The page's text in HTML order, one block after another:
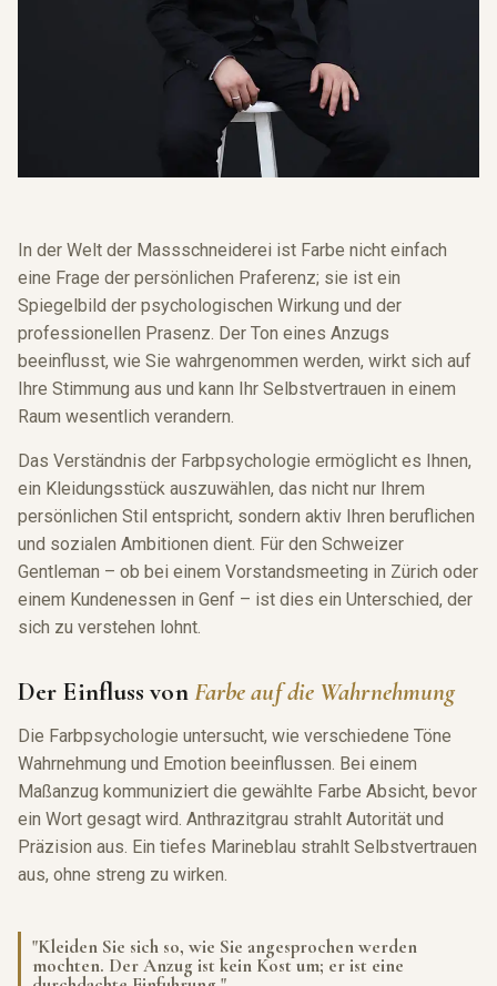
In der Welt der Massschneiderei ist Farbe nicht einfach
eine Frage der persönlichen Praferenz; sie ist ein
Spiegelbild der psychologischen Wirkung und der
professionellen Prasenz. Der Ton eines Anzugs
beeinflusst, wie Sie wahrgenommen werden, wirkt sich auf
Ihre Stimmung aus und kann Ihr Selbstvertrauen in einem
Raum wesentlich verandern.
Das Verständnis der Farbpsychologie ermöglicht es Ihnen,
ein Kleidungsstück auszuwählen, das nicht nur Ihrem
persönlichen Stil entspricht, sondern aktiv Ihren beruflichen
und sozialen Ambitionen dient. Für den Schweizer
Gentleman – ob bei einem Vorstandsmeeting in Zürich oder
einem Kundenessen in Genf – ist dies ein Unterschied, der
sich zu verstehen lohnt.
Der Einfluss vonFarbe auf die Wahrnehmung
Die Farbpsychologie untersucht, wie verschiedene Töne
Wahrnehmung und Emotion beeinflussen. Bei einem
Maßanzug kommuniziert die gewählte Farbe Absicht, bevor
ein Wort gesagt wird. Anthrazitgrau strahlt Autorität und
Präzision aus. Ein tiefes Marineblau strahlt Selbstvertrauen
aus, ohne streng zu wirken.
"Kleiden Sie sich so, wie Sie angesprochen werden
mochten. Der Anzug ist kein Kost um; er ist eine